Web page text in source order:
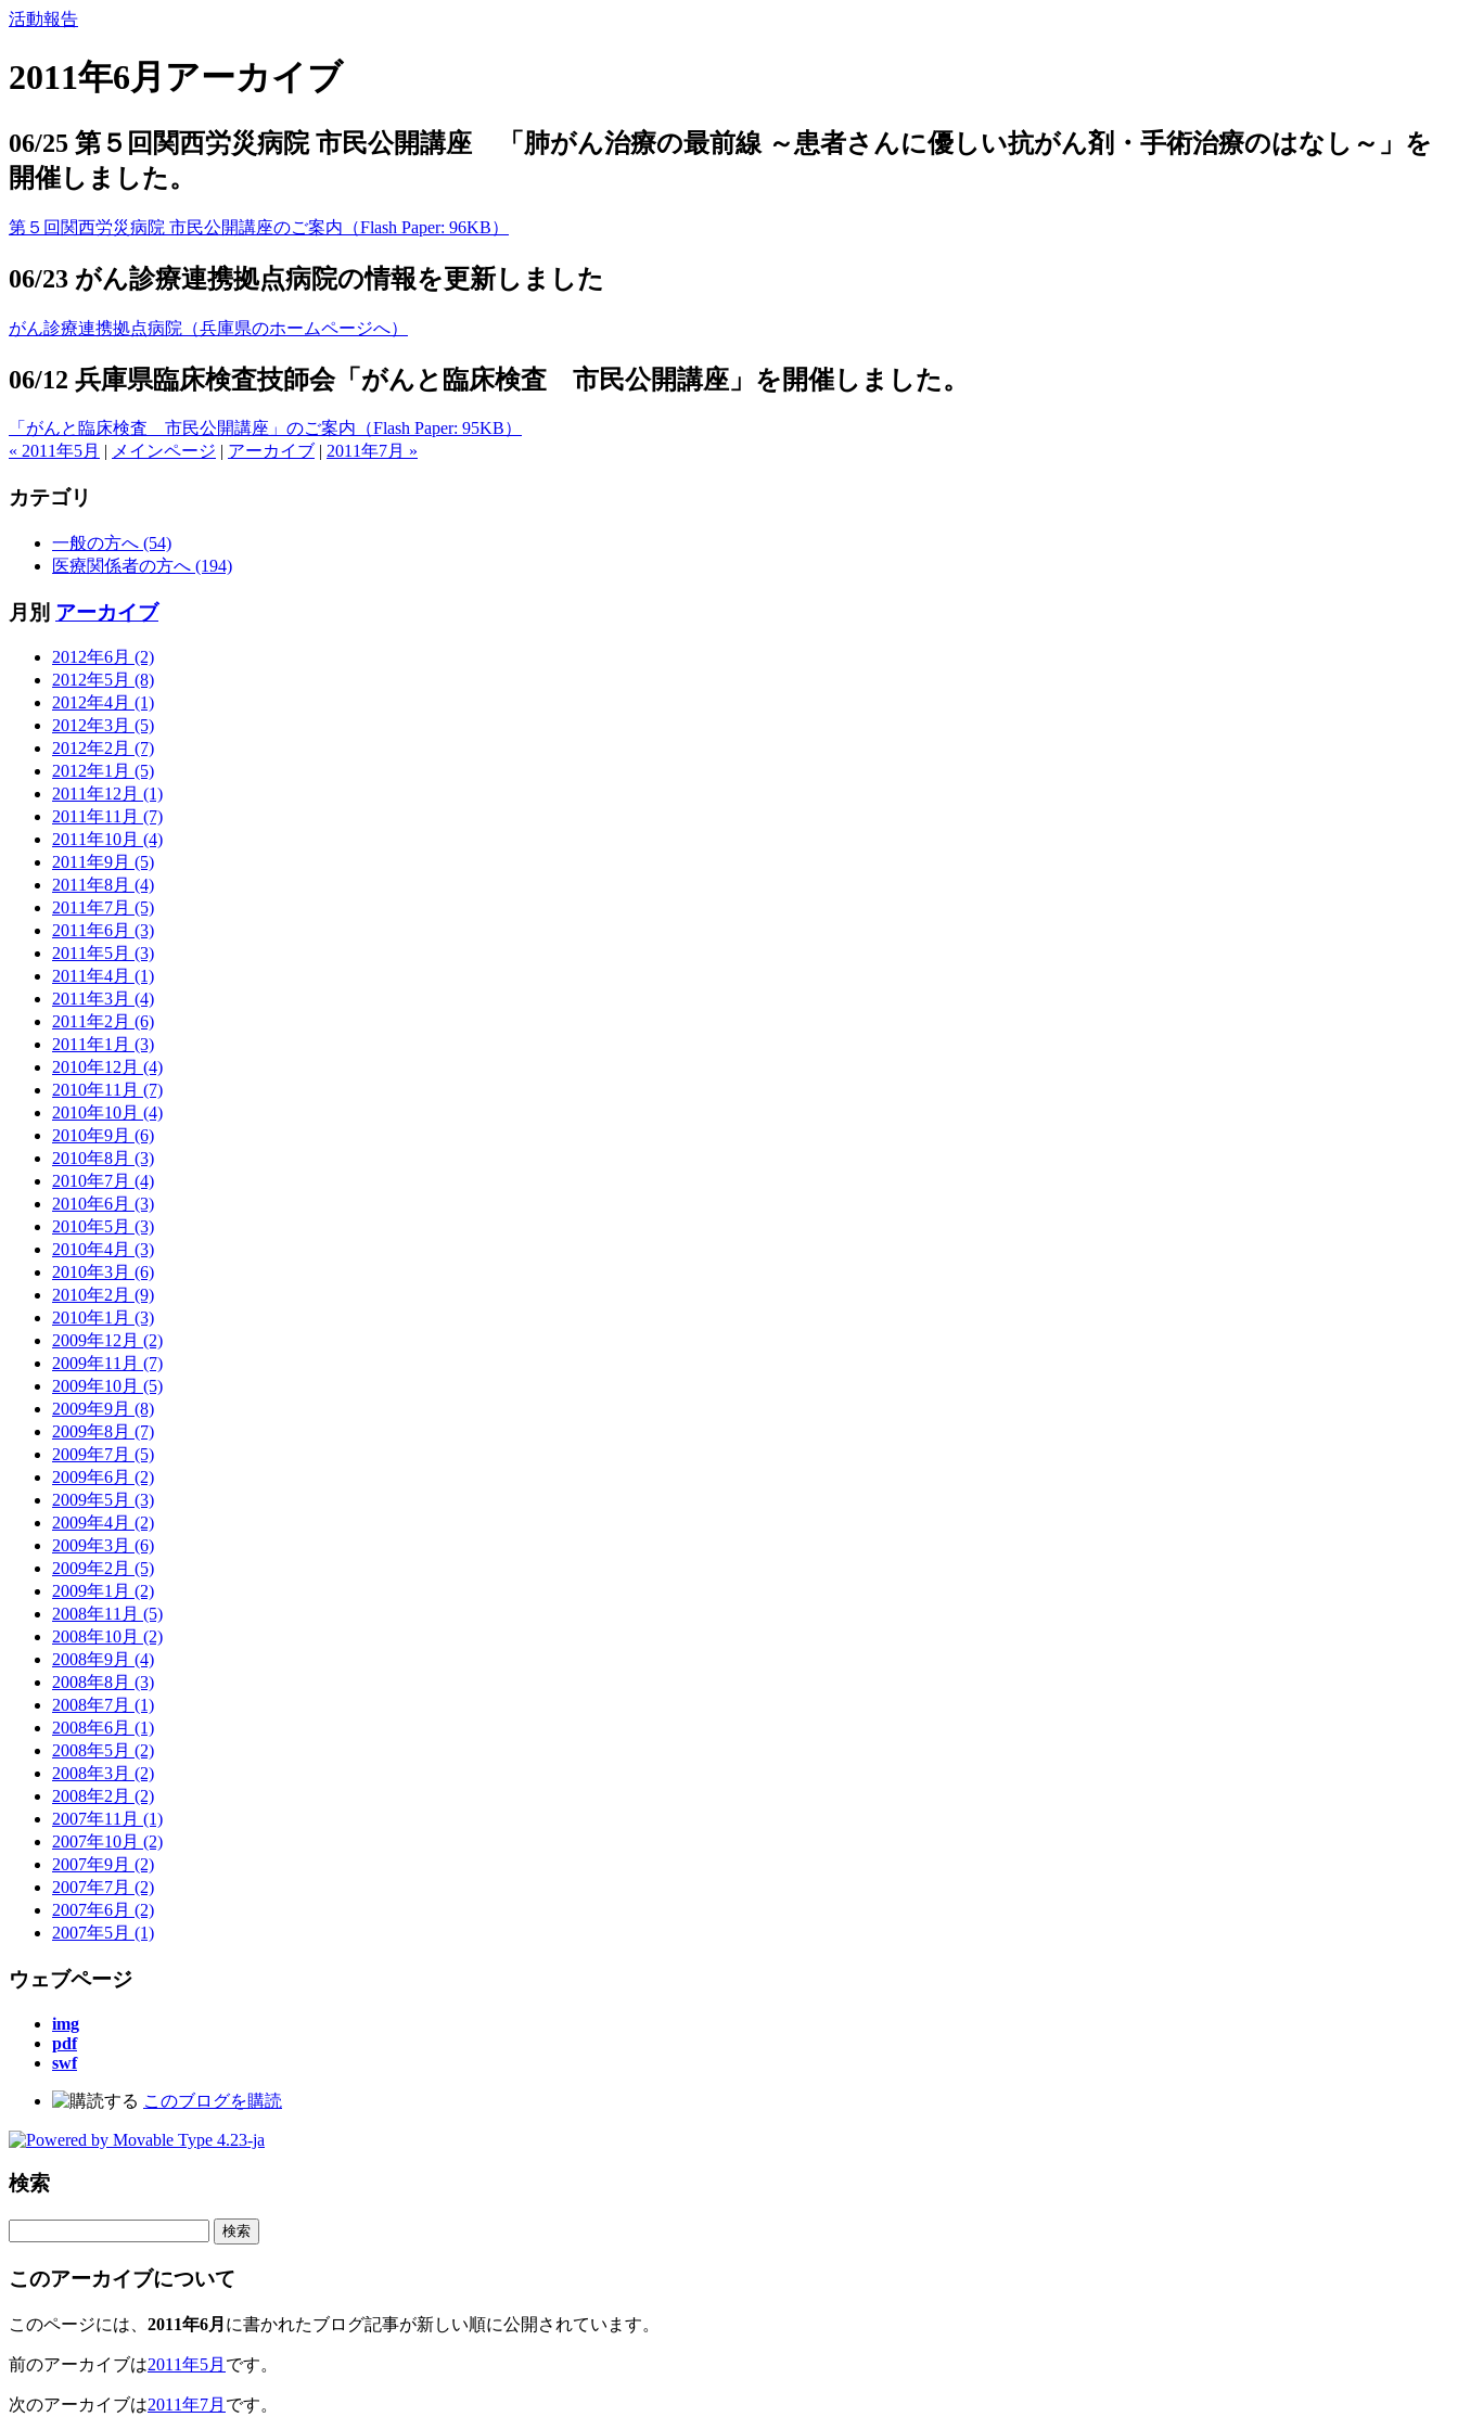
活動報告
2011年6月アーカイブ
06/25 第５回関西労災病院 市民公開講座 「肺がん治療の最前線 ～患者さんに優しい抗がん剤・手術治療のはなし～」を
開催しました。
第５回関西労災病院 市民公開講座のご案内（Flash Paper: 96KB）
06/23 がん診療連携拠点病院の情報を更新しました
がん診療連携拠点病院（兵庫県のホームページへ）
06/12 兵庫県臨床検査技師会「がんと臨床検査 市民公開講座」を開催しました。
「がんと臨床検査 市民公開講座」のご案内（Flash Paper: 95KB）
« 2011年5月 | メインページ | アーカイブ | 2011年7月 »
カテゴリ
一般の方へ (54)
医療関係者の方へ (194)
月別 アーカイブ
2012年6月 (2)
2012年5月 (8)
2012年4月 (1)
2012年3月 (5)
2012年2月 (7)
2012年1月 (5)
2011年12月 (1)
2011年11月 (7)
2011年10月 (4)
2011年9月 (5)
2011年8月 (4)
2011年7月 (5)
2011年6月 (3)
2011年5月 (3)
2011年4月 (1)
2011年3月 (4)
2011年2月 (6)
2011年1月 (3)
2010年12月 (4)
2010年11月 (7)
2010年10月 (4)
2010年9月 (6)
2010年8月 (3)
2010年7月 (4)
2010年6月 (3)
2010年5月 (3)
2010年4月 (3)
2010年3月 (6)
2010年2月 (9)
2010年1月 (3)
2009年12月 (2)
2009年11月 (7)
2009年10月 (5)
2009年9月 (8)
2009年8月 (7)
2009年7月 (5)
2009年6月 (2)
2009年5月 (3)
2009年4月 (2)
2009年3月 (6)
2009年2月 (5)
2009年1月 (2)
2008年11月 (5)
2008年10月 (2)
2008年9月 (4)
2008年8月 (3)
2008年7月 (1)
2008年6月 (1)
2008年5月 (2)
2008年3月 (2)
2008年2月 (2)
2007年11月 (1)
2007年10月 (2)
2007年9月 (2)
2007年7月 (2)
2007年6月 (2)
2007年5月 (1)
ウェブページ
img
pdf
swf
このブログを購読
検索
このアーカイブについて
このページには、 2011年6月 に書かれたブログ記事が新しい順に公開されています。
前のアーカイブは2011年5月 です。
次のアーカイブは2011年7月 です。